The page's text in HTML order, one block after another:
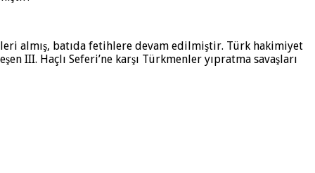
almış, batıda fetihlere devam edilmiştir. Türk hakimiyet
III. Haçlı Seferi’ne karşı Türkmenler yıpratma savaşları